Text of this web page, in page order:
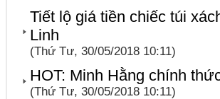
Tiết lộ giá tiền chiếc túi
Linh
(Thứ Tư, 30/05/2018 10:11)
HOT: Minh Hằng chính
(Thứ Tư, 30/05/2018 10:11)